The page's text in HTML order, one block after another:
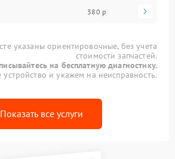
380 р
указаны ориентировочные, без учета
стоимости запчастей.
на бесплатную диагностику.
и укажем на неисправность.
Показать все услуги